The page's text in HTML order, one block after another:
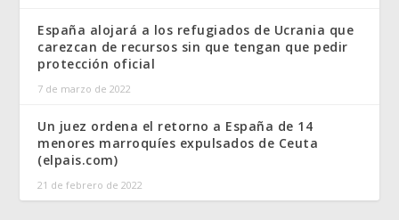
España alojará a los refugiados de Ucrania que
carezcan de recursos sin que tengan que pedir
protección oficial
7 de marzo de 2022
Un juez ordena el retorno a España de 14
menores marroquíes expulsados de Ceuta
(elpais.com)
21 de febrero de 2022